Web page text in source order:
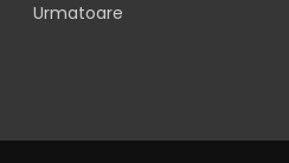
Urmatoare